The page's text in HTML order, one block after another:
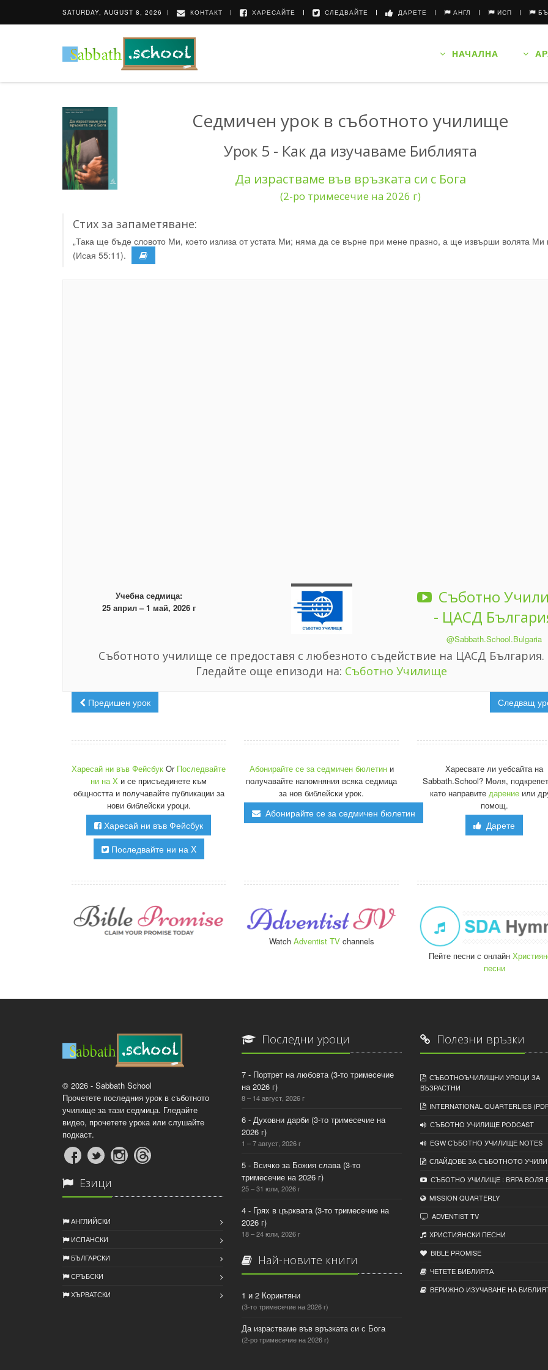
SATURDAY, AUGUST 8, 2026 КОНТАКТ ХАРЕСАЙТЕ СЛЕДВАЙТЕ ДАРЕТЕ АНГЛ ИСП
НАЧАЛНА
Седмичен урок в съботното училище
Урок 5 - Как да изучаваме Библията
Да израстваме във връзката си с Бога
(2-ро тримесечие на 2026 г)
Стих за запаметяване:
„Така ще бъде словото Ми, което излиза от устата Ми; няма да се върне при мене празно, а ще извърши волята Ми
(Исая 55:11).
Учебна седмица:
25 април – 1 май, 2026 г
Съботно
- ЦАСД
@Sabbath.School.Bulgaria
Съботното училище се предоставя с любезното съдействие на ЦАСД България.
Гледайте още епизоди на: Съботно Училище
Предишен урок Следващ
Харесай ни във ФейсбукOr Последвайте
ни на X и се присъединете към
общността и получавайте публикации за
нови библейски уроци.
Харесай ни във Фейсбук
Последвайте ни на X
Абонирайте се за седмичен бюлетини
получавайте напомняния всяка седмица
за нов библейски урок.
Абонирайте се за седмичен бюлетин
Харесвате ли уебсайта на
Sabbath.School? Моля,
като направитедарение или
помощ.
Дарете
Watch Adventist TVchannels
Пейте песни с онлайн
песни
© 2026 - Sabbath School
Прочетете последния урок в съботното
училище за тази седмица. Гледайте
видео, прочетете урока или слушайте
подкаст.
Езици
АНГЛИЙСКИ
ИСПАНСКИ
БЪЛГАРСКИ
СРЪБСКИ
ХЪРВАТСКИ
Последни уроци
7 - Портрет на любовта (3-то тримесечие
на 2026 г)
8 – 14 август, 2026 г
6 - Духовни дарби (3-то тримесечие на
2026 г)
1 – 7 август, 2026 г
5 - Всичко за Божия слава (3-то
тримесечие на 2026 г)
25 – 31 юли, 2026 г
4 - Грях в църквата (3-то тримесечие на
2026 г)
18 – 24 юли, 2026 г
Най-новите книги
1 и 2 Коринтяни
(3-то тримесечие на 2026 г)
Да израстваме във връзката си с Бога
(2-ро тримесечие на 2026 г)
Полезни връзки
СЪБОТНОЪЧИЛИЩНИ УРОЦИ ЗА
ВЪЗРАСТНИ
INTERNATIONAL QUARTERLIES
СЪБОТНО УЧИЛИЩЕ PODCAST
EGW СЪБОТНО УЧИЛИЩЕ NOTES
СЛАЙДОВЕ ЗА СЪБОТНОТО
СЪБОТНО УЧИЛИЩЕ : ВЯРА ВОЛЯ
MISSION QUARTERLY
ADVENTIST TV
ХРИСТИЯНСКИ ПЕСНИ
BIBLE PROMISE
ЧЕТЕТЕ БИБЛИЯТА
ВЕРИЖНО ИЗУЧАВАНЕ НА